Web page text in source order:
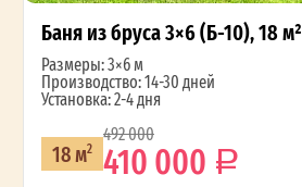
Баня из бруса 3×6 (Б-10), 18 м²
Размеры: 3×6 м
Производство: 14-30 дней
Установка: 2-4 дня
18 м2
492 000
410 000